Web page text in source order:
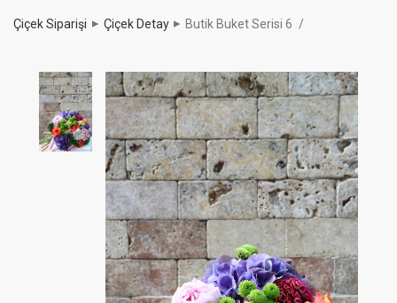
Çiçek Siparişi Çiçek Detay Butik Buket Serisi 6